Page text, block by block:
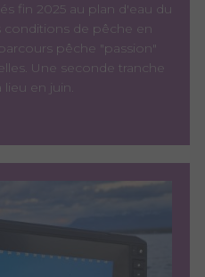
fin 2025 au plan d'eau du
de pêche en
pêche "passion"
Une seconde tranche
lieu en juin.